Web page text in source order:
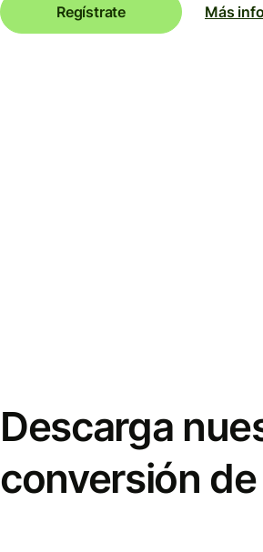
Regístrate Más
Descarga
conversión